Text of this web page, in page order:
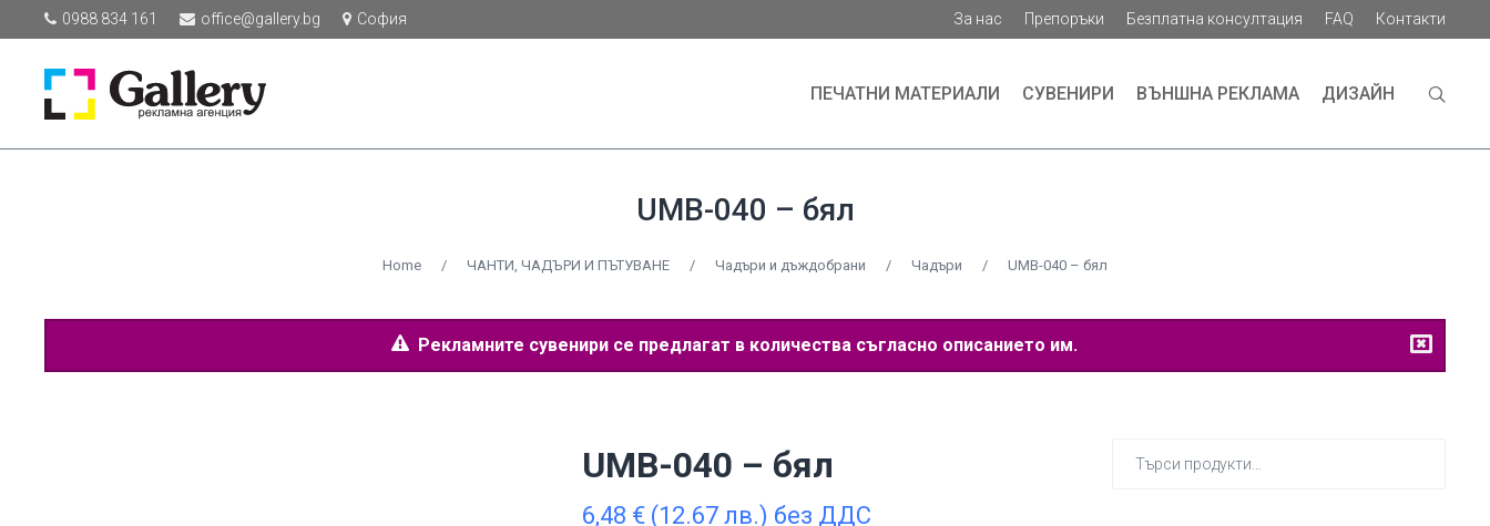
0988 834 161 office@gallery.bg София За нас Препоръки Безплатна консултация FAQ Контакти
ПЕЧАТНИ МАТЕРИАЛИ СУВЕНИРИ ВЪНШНА РЕКЛАМА ДИЗАЙН
UMB-040 – бял
Home / ЧАНТИ, ЧАДЪРИ И ПЪТУВАНЕ / Чадъри и дъждобрани / Чадъри / UMB-040 – бял
Рекламните сувенири се предлагат в количества съгласно описанието им.
UMB-040 – бял
6,48 € (12.67 лв.) без ДДС